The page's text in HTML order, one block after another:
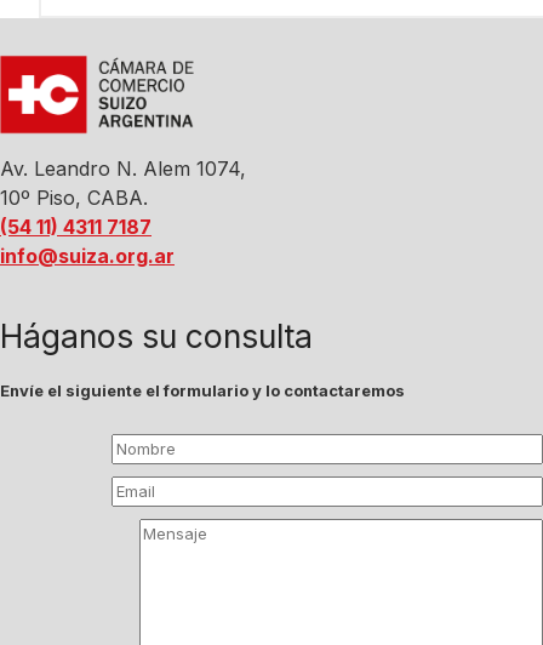
Av. Leandro N. Alem 1074,
10º Piso, CABA.
(54 11) 4311 7187
info@suiza.org.ar
Háganos su consulta
Envíe el siguiente el formulario y lo contactaremos